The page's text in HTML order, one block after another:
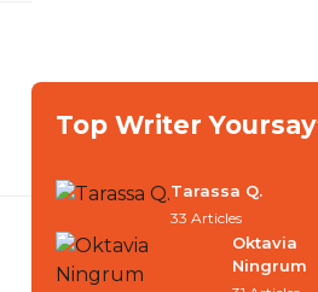
Top Writer Yoursay
Tarassa Q.
33 Articles
Oktavia
Ningrum